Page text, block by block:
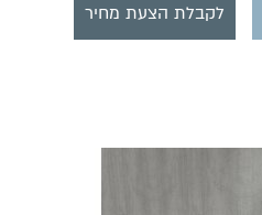
לקבלת הצעת מחיר